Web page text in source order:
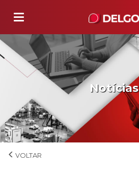
Notícias
Notícias